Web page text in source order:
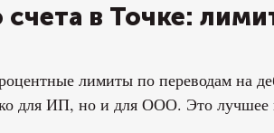
в Точке:
лимиты по переводам на
для ИП, но и для ООО. Это лучшее